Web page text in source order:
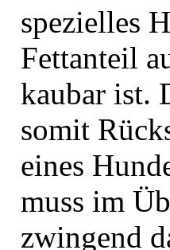
spezielles
Fettanteil
kaubar ist.
somit
eines
muss im
zwingend